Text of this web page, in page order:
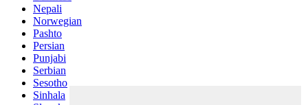
Nepali
Norwegian
Pashto
Persian
Punjabi
Serbian
Sesotho
Sinhala